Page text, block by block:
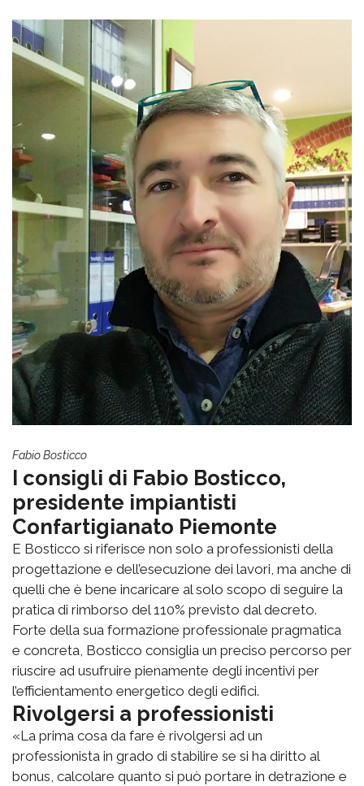
Fabio Bosticco
I consigli di Fabio Bosticco,
presidente impiantisti
Confartigianato Piemonte
E Bosticco si riferisce non solo a professionisti della
progettazione e dell’esecuzione dei lavori, ma anche di
quelli che è bene incaricare al solo scopo di seguire la
pratica di rimborso del 110% previsto dal decreto.
Forte della sua formazione professionale pragmatica
e concreta, Bosticco consiglia un preciso percorso per
riuscire ad usufruire pienamente degli incentivi per
l’efficientamento energetico degli edifici.
Rivolgersi a professionisti
«La prima cosa da fare è rivolgersi ad un
professionista in grado di stabilire se si ha diritto al
bonus, calcolare quanto si può portare in detrazione e